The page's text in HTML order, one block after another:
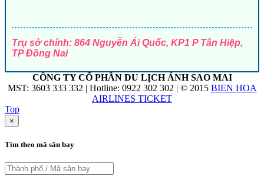
Trụ sở chính: 864 Nguyễn Ái Quốc, KP1 P Tân Hiệp,
TP Đồng Nai
CÔNG TY CỔ PHẦN DU LỊCH ÁNH SAO MAI
MST: 3603 333 332 | Hotline: 0922 302 302 | © 2015 BIEN HOA
AIRLINES TICKET
Top
×
Tìm theo mã sân bay